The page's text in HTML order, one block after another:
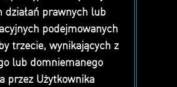
działań prawnych lub
podejmowanych
trzecie, wynikających z
lub domniemanego
przez Użytkownika